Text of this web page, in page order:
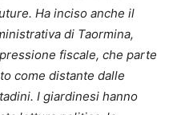
Ha inciso anche il
di Taormina,
fiscale, che parte
come distante dalle
I giardinesi hanno